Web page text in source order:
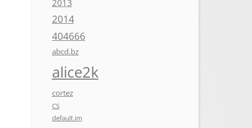
2013
2014
404666
abcd.bz
alice2k
cortez
CS
default.im